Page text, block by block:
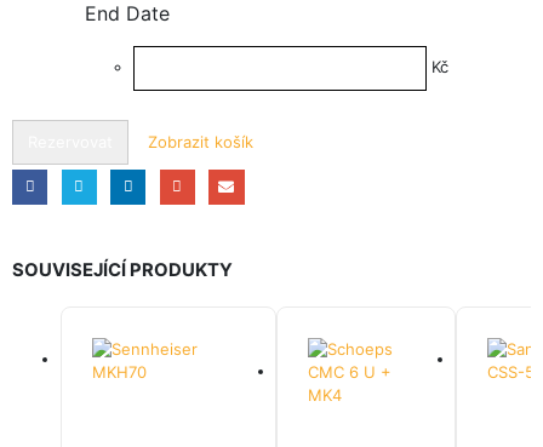
End Date
Kč
Zobrazit košík
SOUVISEJÍCÍ PRODUKTY